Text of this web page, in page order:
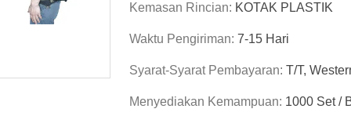
Kemasan Rincian: KOTAK PLASTIK
Waktu Pengiriman: 7-15 Hari
Syarat-Syarat Pembayaran: T/T,
Menyediakan Kemampuan: 1000 Set /